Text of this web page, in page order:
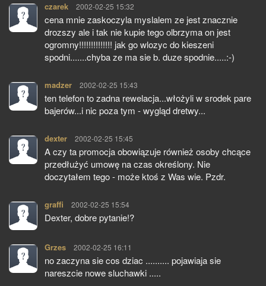
czarek pisze:
2002-02-25 15:32
cena mnie zaskoczyla myslalem ze jest znacznie
drozszy ale i tak nie kupie tego olbrzyma on jest
ogromny!!!!!!!!!!!!!! jak go wlozyc do kieszeni
spodni.......chyba ze ma sie b. duze spodnie.....:-)
madzer pisze:
2002-02-25 15:43
ten telefon to zadna rewelacja...włożyli w srodek pare
bajerów...i nic poza tym - wygląd dretwy...
dexter pisze:
2002-02-25 15:45
A czy ta promocja obowiązuje również osoby chcące
przedłużyć umowę na czas określony. Nie
doczytałem tego - może ktoś z Was wie. Pzdr.
graffi pisze:
2002-02-25 15:54
Dexter, dobre pytanie!?
Grzes pisze:
2002-02-25 16:11
no zaczyna sie cos dziac .......... pojawiaja sie
nareszcie nowe sluchawki .....